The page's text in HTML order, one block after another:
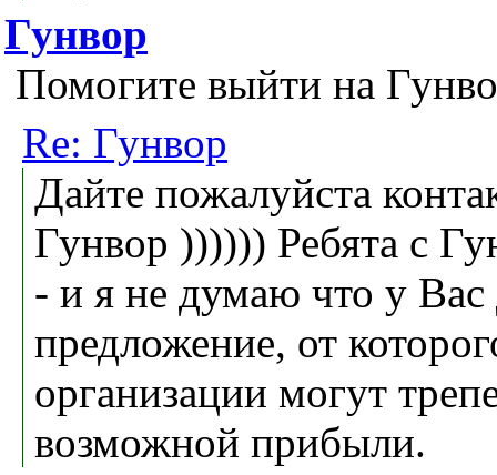
Гунвор
Помогите выйти на
Re: Гунвор
Дайте пожалуйста
Гунвор )))))) Ребята с
- и я не думаю что у Вас
предложение, от
организации могут
возможной прибыли.